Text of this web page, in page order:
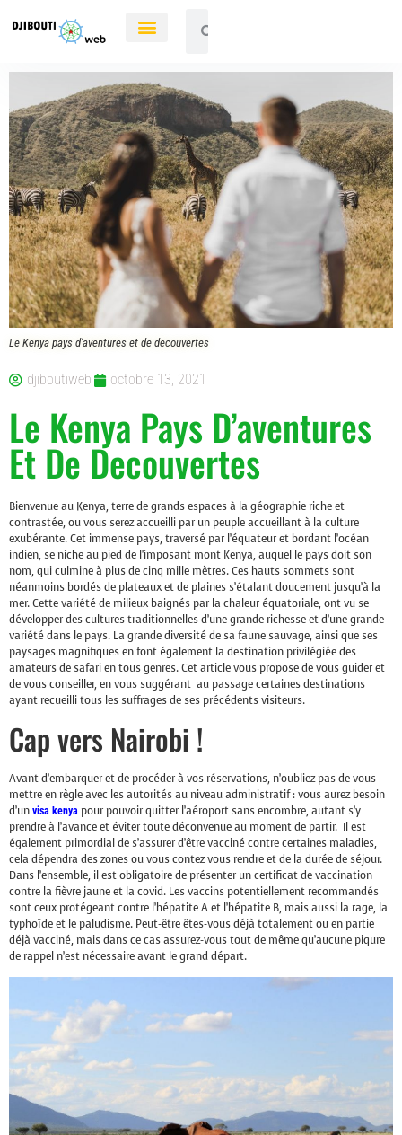
Le Kenya pays d’aventures et de decouvertes
djiboutiweb octobre 13, 2021
Le Kenya Pays D’aventures
Et De Decouvertes
Bienvenue au Kenya, terre de grands espaces à la géographie riche et
contrastée, ou vous serez accueilli par un peuple accueillant à la culture
exubérante. Cet immense pays, traversé par l’équateur et bordant l’océan
indien, se niche au pied de l’imposant mont Kenya, auquel le pays doit son
nom, qui culmine à plus de cinq mille mètres. Ces hauts sommets sont
néanmoins bordés de plateaux et de plaines s’étalant doucement jusqu’à la
mer. Cette variété de milieux baignés par la chaleur équatoriale, ont vu se
développer des cultures traditionnelles d’une grande richesse et d’une grande
variété dans le pays. La grande diversité de sa faune sauvage, ainsi que ses
paysages magnifiques en font également la destination privilégiée des
amateurs de safari en tous genres. Cet article vous propose de vous guider et
de vous conseiller, en vous suggérant au passage certaines destinations
ayant recueilli tous les suffrages de ses précédents visiteurs.
Cap vers Nairobi !
Avant d’embarquer et de procéder à vos réservations, n’oubliez pas de vous
mettre en règle avec les autorités au niveau administratif : vous aurez besoin
d’un visa kenya pour pouvoir quitter l’aéroport sans encombre, autant s’y
prendre à l’avance et éviter toute déconvenue au moment de partir. Il est
également primordial de s’assurer d’être vacciné contre certaines maladies,
cela dépendra des zones ou vous contez vous rendre et de la durée de séjour.
Dans l’ensemble, il est obligatoire de présenter un certificat de vaccination
contre la fièvre jaune et la covid. Les vaccins potentiellement recommandés
sont ceux protégeant contre l’hépatite A et l’hépatite B, mais aussi la rage, la
typhoïde et le paludisme. Peut-être êtes-vous déjà totalement ou en partie
déjà vacciné, mais dans ce cas assurez-vous tout de même qu’aucune piqure
de rappel n’est nécessaire avant le grand départ.